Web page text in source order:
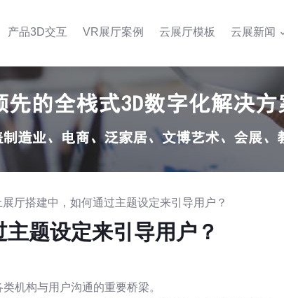
产品3D交互 VR展厅案例 云展厅模板 云展新闻
展厅搭建中，如何通过主题设定来引导用户？
题设定来引导用户？
机构与用户沟通的重要桥梁。